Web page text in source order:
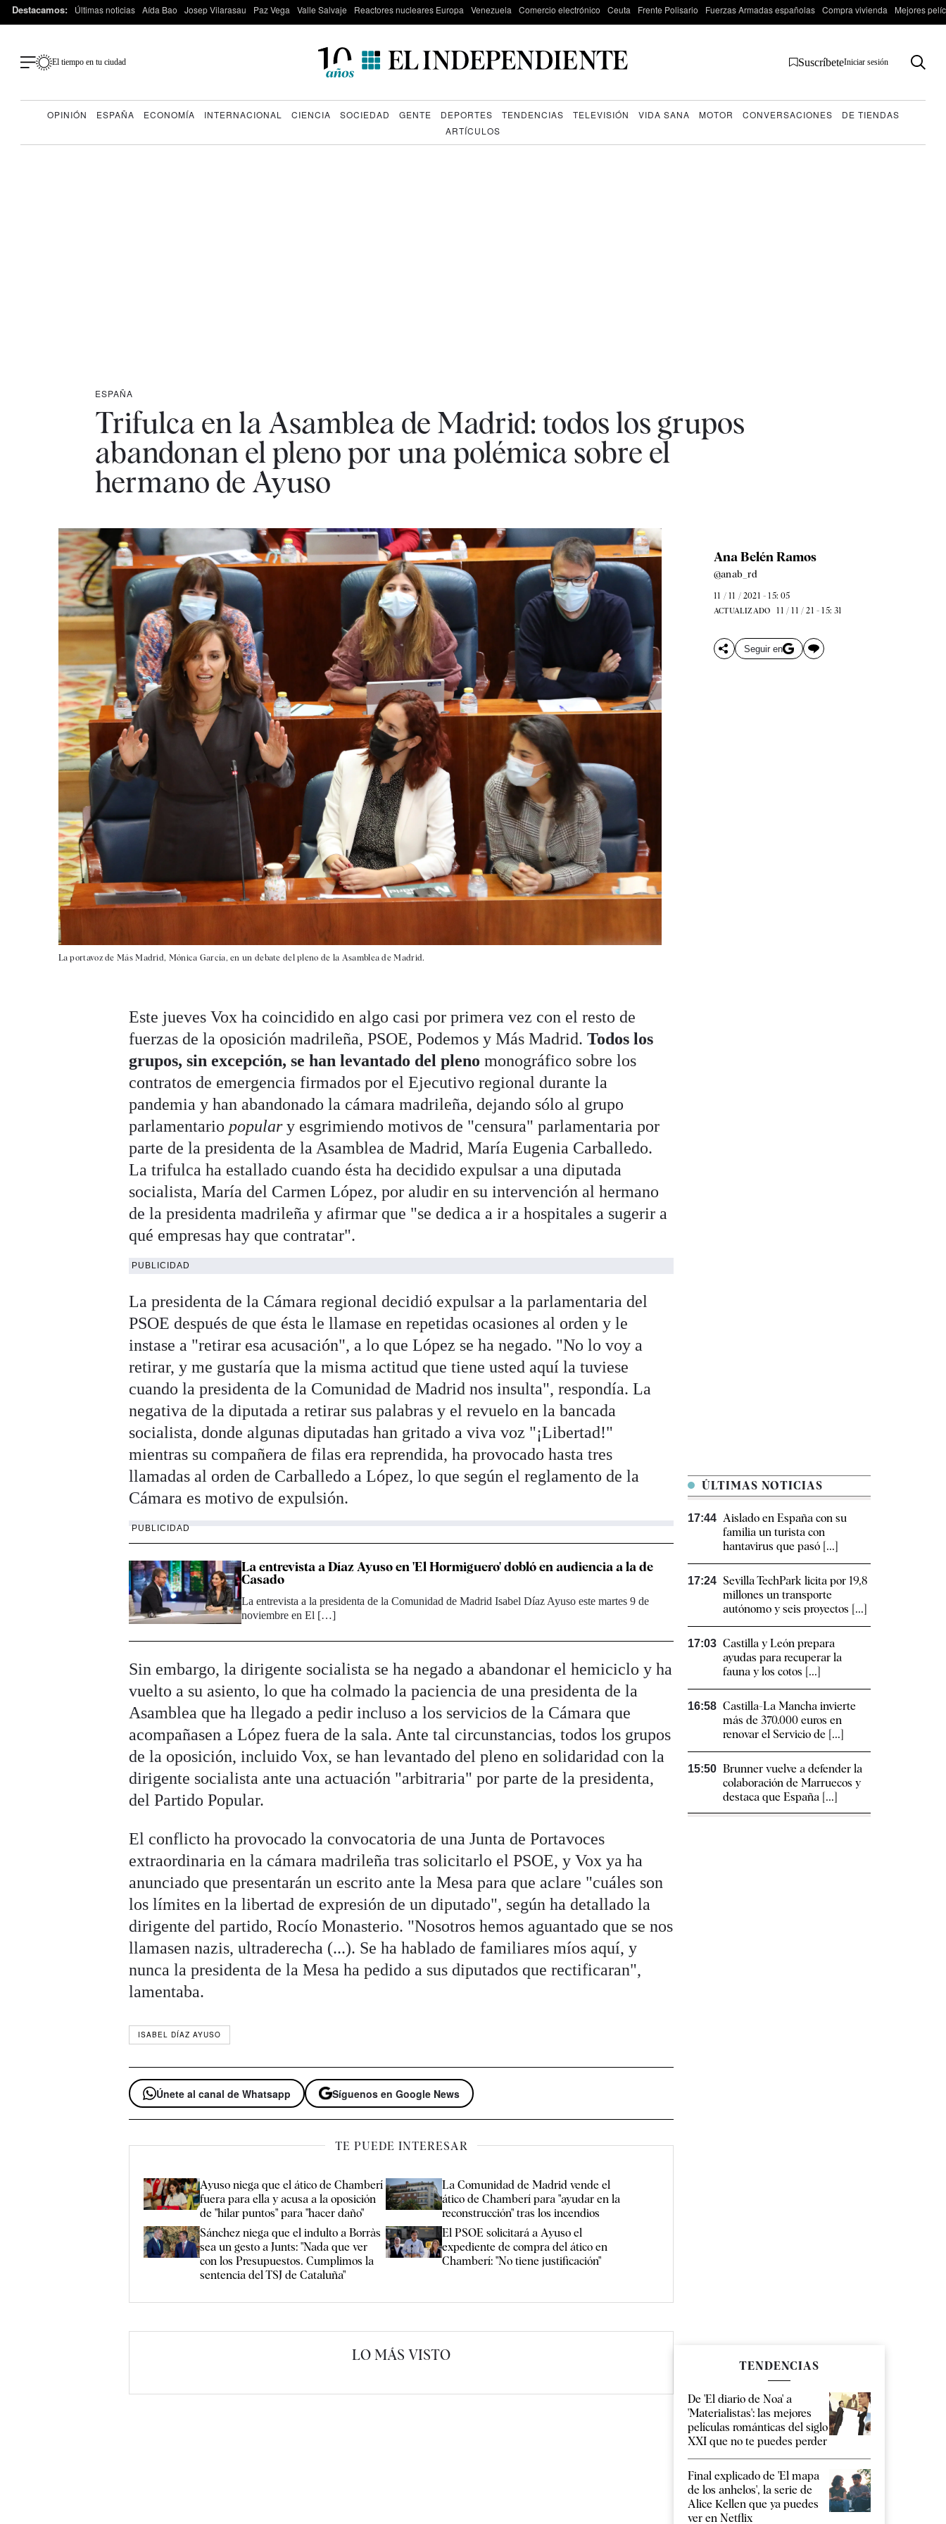
Destacamos: Últimas noticias Aída Bao Josep Vilarasau Paz Vega Valle Salvaje Reactores nucleares Europa Venezuela Comercio electrónico Ceuta Frente Polisario Fuerzas Armadas españolas Compra vivienda Mejores
El tiempo en tu ciudad SuscríbeteIniciar sesión
OPINIÓN ESPAÑA ECONOMÍA INTERNACIONAL CIENCIA SOCIEDAD GENTE DEPORTES TENDENCIAS TELEVISIÓN VIDA SANA MOTOR CONVERSACIONES
DE TIENDAS
ARTÍCULOS
ESPAÑA
Trifulca en la Asamblea de Madrid: todos los grupos
abandonan el pleno por una polémica sobre el
hermano de Ayuso
La portavoz de Más Madrid, Mónica García, en un debate del pleno de la Asamblea de Madrid.
Ana Belén Ramos
@anab_rd
11 / 11 / 2021 - 15: 05
ACTUALIZADO 11 / 11 / 21 - 15: 31
Seguir en
Este jueves Vox ha coincidido en algo casi por primera vez con el resto de
fuerzas de la oposición madrileña, PSOE, Podemos y Más Madrid.Todos los
grupos, sin excepción, se han levantado del pleno monográfico sobre los
contratos de emergencia firmados por el Ejecutivo regional durante la
pandemia y han abandonado la cámara madrileña, dejando sólo al grupo
parlamentario populary esgrimiendo motivos de "censura" parlamentaria por
parte de la presidenta de la Asamblea de Madrid, María Eugenia Carballedo.
La trifulca ha estallado cuando ésta ha decidido expulsar a una diputada
socialista, María del Carmen López, por aludir en su intervención al hermano
de la presidenta madrileña y afirmar que "se dedica a ir a hospitales a sugerir a
qué empresas hay que contratar".
PUBLICIDAD
La presidenta de la Cámara regional decidió expulsar a la parlamentaria del
PSOE después de que ésta le llamase en repetidas ocasiones al orden y le
instase a "retirar esa acusación", a lo que López se ha negado. "No lo voy a
retirar, y me gustaría que la misma actitud que tiene usted aquí la tuviese
cuando la presidenta de la Comunidad de Madrid nos insulta", respondía. La
negativa de la diputada a retirar sus palabras y el revuelo en la bancada
socialista, donde algunas diputadas han gritado a viva voz "¡Libertad!"
mientras su compañera de filas era reprendida, ha provocado hasta tres
llamadas al orden de Carballedo a López, lo que según el reglamento de la
Cámara es motivo de expulsión.
PUBLICIDAD
La entrevista a Díaz Ayuso en 'El Hormiguero' dobló en audiencia a la de
Casado
La entrevista a la presidenta de la Comunidad de Madrid Isabel Díaz Ayuso este martes 9 de
noviembre en El […]
Sin embargo, la dirigente socialista se ha negado a abandonar el hemiciclo y ha
vuelto a su asiento, lo que ha colmado la paciencia de una presidenta de la
Asamblea que ha llegado a pedir incluso a los servicios de la Cámara que
acompañasen a López fuera de la sala. Ante tal circunstancias, todos los grupos
de la oposición, incluido Vox, se han levantado del pleno en solidaridad con la
dirigente socialista ante una actuación "arbitraria" por parte de la presidenta,
del Partido Popular.
El conflicto ha provocado la convocatoria de una Junta de Portavoces
extraordinaria en la cámara madrileña tras solicitarlo el PSOE, y Vox ya ha
anunciado que presentarán un escrito ante la Mesa para que aclare "cuáles son
los límites en la libertad de expresión de un diputado", según ha detallado la
dirigente del partido, Rocío Monasterio. "Nosotros hemos aguantado que se nos
llamasen nazis, ultraderecha (...). Se ha hablado de familiares míos aquí, y
nunca la presidenta de la Mesa ha pedido a sus diputados que rectificaran",
lamentaba.
ISABEL DÍAZ AYUSO
Únete al canal de Whatsapp Síguenos en Google News
TE PUEDE INTERESAR
Ayuso niega que el ático de Chamberí
fuera para ella y acusa a la oposición
de "hilar puntos" para "hacer daño"
La Comunidad de Madrid vende el
ático de Chamberí para "ayudar en la
reconstrucción" tras los incendios
Sánchez niega que el indulto a Borràs
sea un gesto a Junts: "Nada que ver
con los Presupuestos. Cumplimos la
sentencia del TSJ de Cataluña"
El PSOE solicitará a Ayuso el
expediente de compra del ático en
Chamberí: "No tiene justificación"
LO MÁS VISTO
ÚLTIMAS NOTICIAS
17:44 Aislado en España con su
familia un turista con
hantavirus que pasó [...]
17:24 Sevilla TechPark licita por 19,8
millones un transporte
autónomo y seis proyectos [...]
17:03 Castilla y León prepara
ayudas para recuperar la
fauna y los cotos [...]
16:58 Castilla-La Mancha invierte
más de 370.000 euros en
renovar el Servicio de [...]
15:50 Brunner vuelve a defender la
colaboración de Marruecos y
destaca que España [...]
TENDENCIAS
De 'El diario de Noa' a
'Materialistas': las mejores
películas románticas del siglo
XXI que no te puedes perder
Final explicado de 'El mapa
de los anhelos', la serie de
Alice Kellen que ya puedes
ver en Netflix